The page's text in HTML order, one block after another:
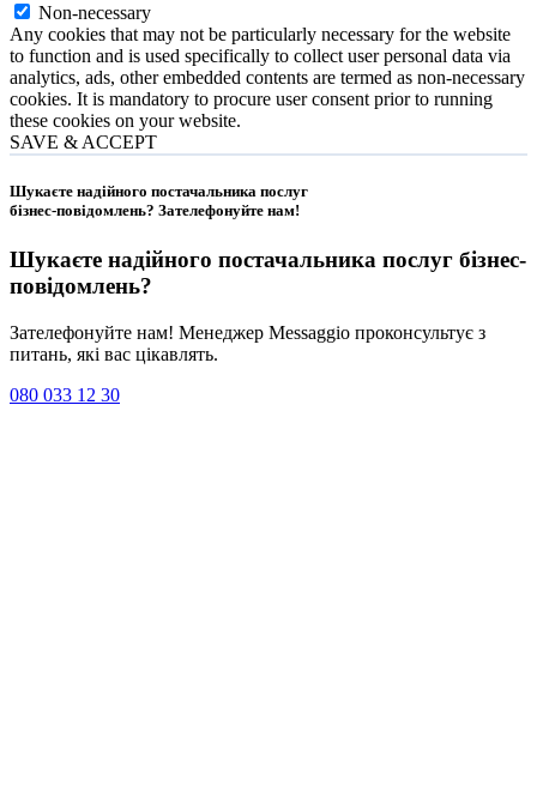
Non-necessary
Any cookies that may not be particularly necessary for the website
to function and is used specifically to collect user personal data via
analytics, ads, other embedded contents are termed as non-necessary
cookies. It is mandatory to procure user consent prior to running
these cookies on your website.
SAVE & ACCEPT
Шукаєте надійного постачальника послуг
бізнес-повідомлень? Зателефонуйте нам!
Шукаєте надійного постачальника послуг бізнес-
повідомлень?
Зателефонуйте нам! Менеджер Messaggio проконсультує з
питань, які вас цікавлять.
080 033 12 30